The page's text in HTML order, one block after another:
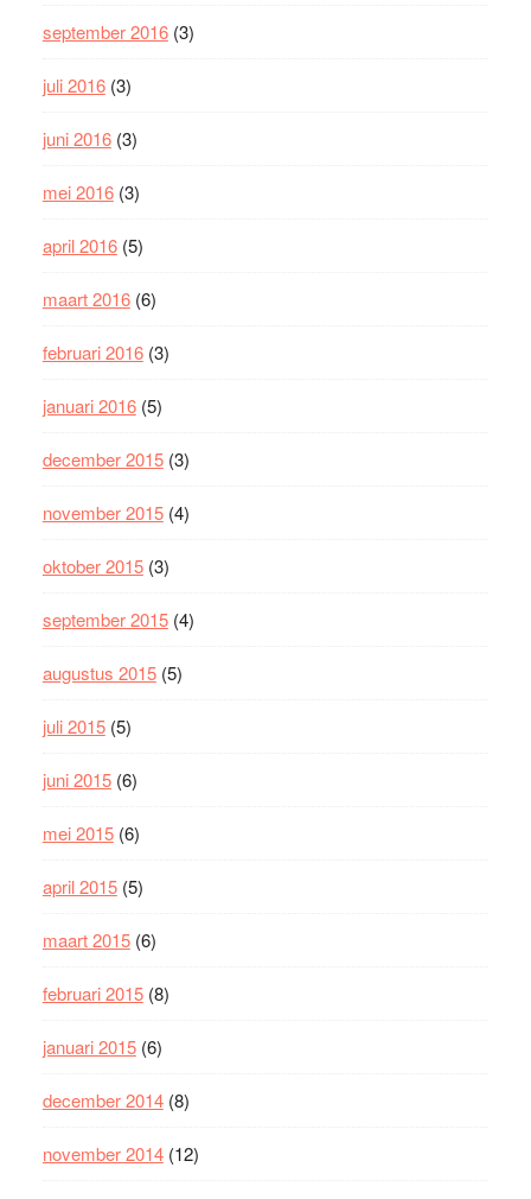
september 2016(3)
juli 2016(3)
juni 2016(3)
mei 2016(3)
april 2016(5)
maart 2016(6)
februari 2016(3)
januari 2016(5)
december 2015(3)
november 2015(4)
oktober 2015(3)
september 2015(4)
augustus 2015(5)
juli 2015(5)
juni 2015(6)
mei 2015(6)
april 2015(5)
maart 2015(6)
februari 2015(8)
januari 2015(6)
december 2014(8)
november 2014(12)